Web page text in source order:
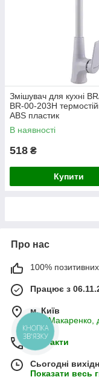
Змішувач для кухні
BR-00-203H
ABS пластик
В наявності
518 ₴
Купити
Про нас
100% позитивних
Працює з
м. Київ
вул. Макаренко,
Контакти
Сьогодні
Показати весь
КНОПКА
ЗВ'ЯЗКУ